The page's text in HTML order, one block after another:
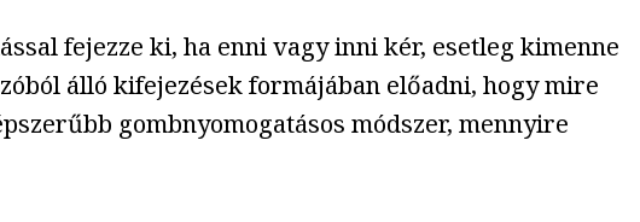
fejezze ki, ha enni vagy inni kér, esetleg kimenne
álló kifejezések formájában előadni, hogy mire
gombnyomogatásos módszer, mennyire